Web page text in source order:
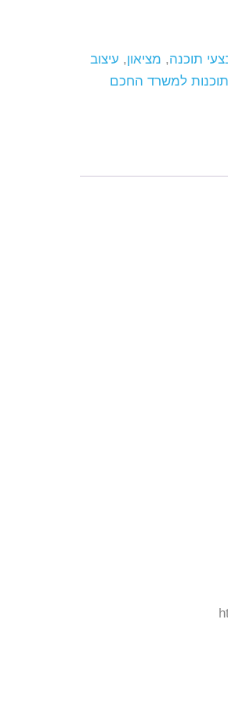
תוכנה, מציאון, עיצוב
תוכנות למשרד החכם